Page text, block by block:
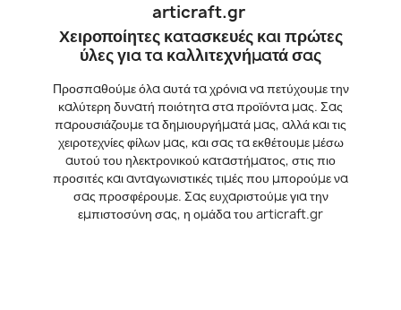
articraft.gr
Χειροποίητες κατασκευές και πρώτες
ύλες για τα καλλιτεχνήματά σας
Προσπαθούμε όλα αυτά τα χρόνια να πετύχουμε την
καλύτερη δυνατή ποιότητα στα προϊόντα μας. Σας
παρουσιάζουμε τα δημιουργήματά μας, αλλά και τις
χειροτεχνίες φίλων μας, και σας τα εκθέτουμε μέσω
αυτού του ηλεκτρονικού καταστήματος, στις πιο
προσιτές και ανταγωνιστικές τιμές που μπορούμε να
σας προσφέρουμε. Σας ευχαριστούμε για την
εμπιστοσύνη σας, η ομάδα του articraft.gr